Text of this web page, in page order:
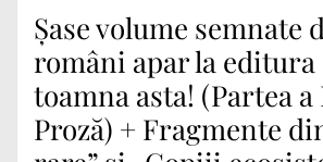
Șase volume semnate
români apar la editura
toamna asta! (Partea
Proză) + Fragmente